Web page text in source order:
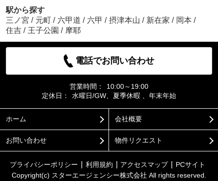
駅から探す
三ノ宮 / 元町 / 六甲道 / 六甲 / 摂津本山 / 新在家 / 岡本 /
住吉 / 王子公園 / 摩耶
電話でお問い合わせ
営業時間：
10:00～19:00
定休日：
水曜日/GW、夏季休暇 、年末年始
ホーム 会社概要
お問い合わせ 物件リクエスト
プライバシーポリシー 利用規約 アクセスマップ
PCサイト
Copyright(c) スターエージェンシー株式会社 All rights reserved.